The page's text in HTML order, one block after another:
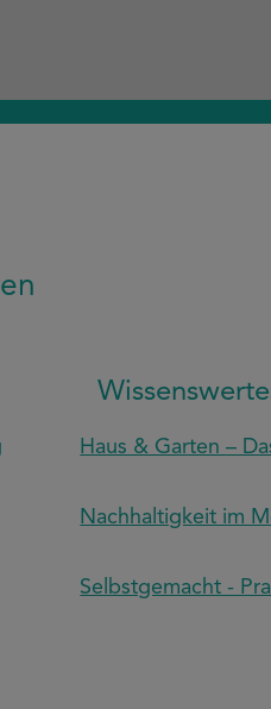
Haus & Garten –
Nachhaltigkeit im
Selbstgemacht -